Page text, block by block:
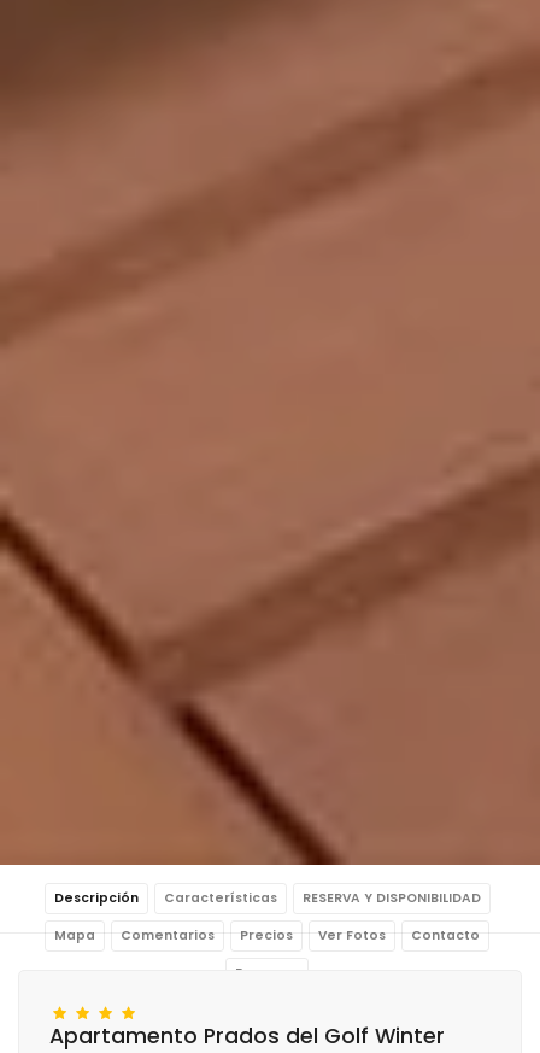
Descripción Características RESERVA Y DISPONIBILIDAD
Mapa Comentarios Precios Ver Fotos Contacto
Reservar
Apartamento Prados del Golf Winter